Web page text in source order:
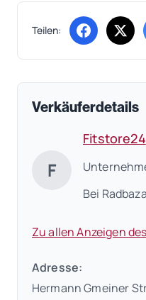
Teilen: (öffnet in
Verkäuferdetails
F
Fitstore24
Bei
Zu allen Anzeigen
Adresse:
Hermann Gmeiner